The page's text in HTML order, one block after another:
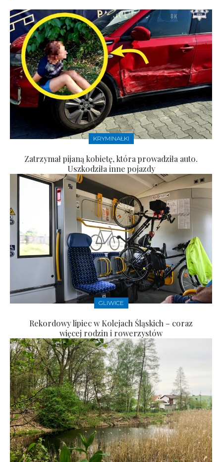
KRYMINAŁKI
Zatrzymał pijaną kobietę, która prowadziła auto.
Uszkodziła inne pojazdy
GLIWICE
Rekordowy lipiec w Kolejach Śląskich – coraz
więcej rodzin i rowerzystów